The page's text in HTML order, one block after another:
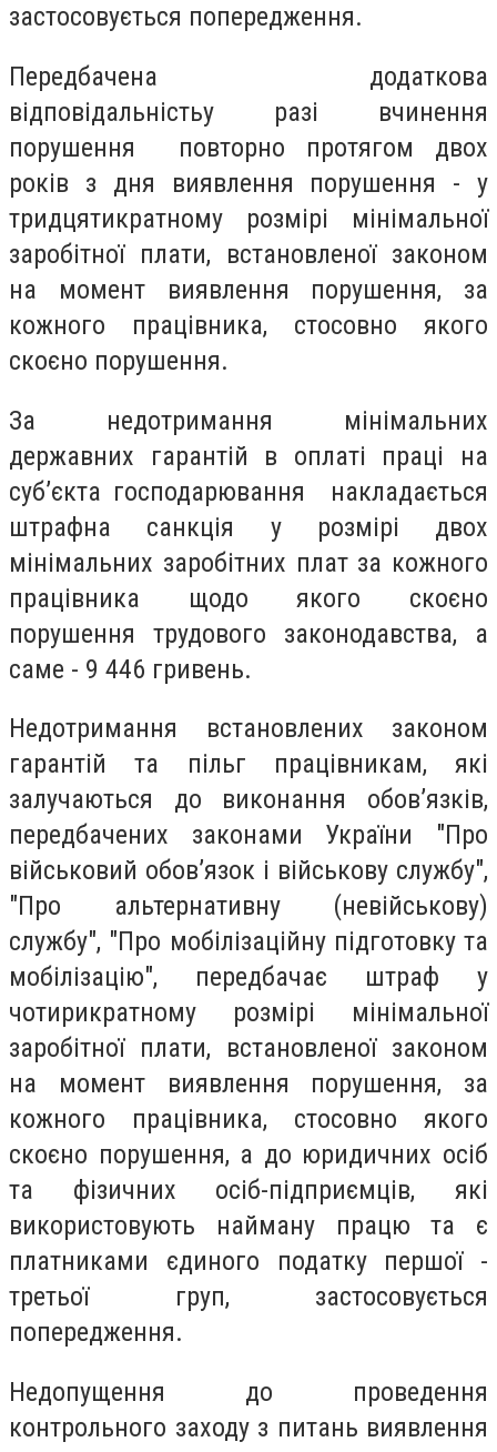
застосовується попередження.
Передбачена додаткова
відповідальністьу разі вчинення
порушення повторно протягом двох
років з дня виявлення порушення - у
тридцятикратному розмірі мінімальної
заробітної плати, встановленої законом
на момент виявлення порушення, за
кожного працівника, стосовно якого
скоєно порушення.
За недотримання мінімальних
державних гарантій в оплаті праці на
суб’єкта господарювання накладається
штрафна санкція у розмірі двох
мінімальних заробітних плат за кожного
працівника щодо якого скоєно
порушення трудового законодавства, а
саме - 9 446 гривень.
Недотримання встановлених законом
гарантій та пільг працівникам, які
залучаються до виконання обов’язків,
передбачених законами України "Про
військовий обов’язок і військову службу",
"Про альтернативну (невійськову)
службу", "Про мобілізаційну підготовку та
мобілізацію", передбачає штраф у
чотирикратному розмірі мінімальної
заробітної плати, встановленої законом
на момент виявлення порушення, за
кожного працівника, стосовно якого
скоєно порушення, а до юридичних осіб
та фізичних осіб-підприємців, які
використовують найману працю та є
платниками єдиного податку першої -
третьої груп, застосовується
попередження.
Недопущення до проведення
контрольного заходу з питань виявлення